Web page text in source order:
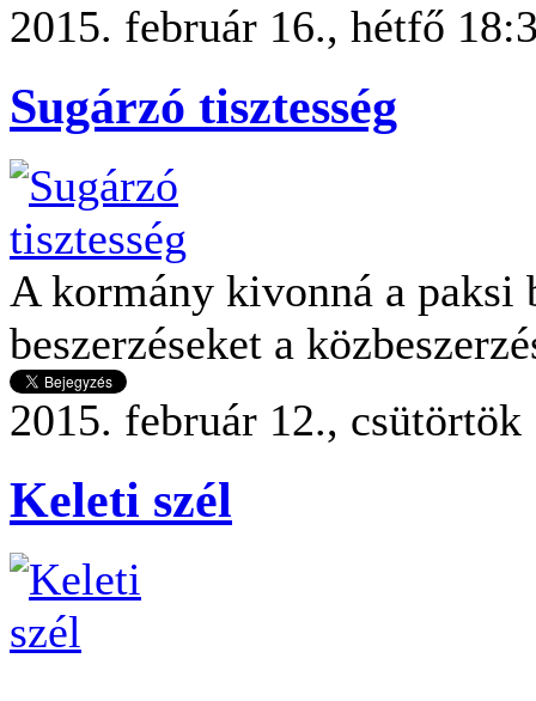
2015. február 16., hétfő
Sugárzó tisztesség
A kormány kivonná a paksi
beszerzéseket a
2015. február 12., csütörtök
Keleti szél